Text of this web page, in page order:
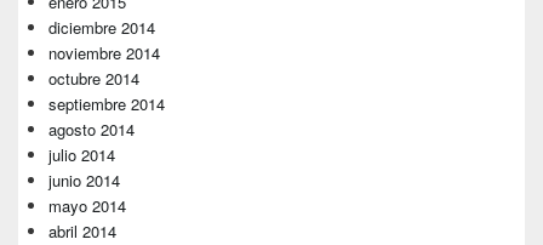
diciembre 2014
noviembre 2014
octubre 2014
septiembre 2014
agosto 2014
julio 2014
junio 2014
mayo 2014
abril 2014